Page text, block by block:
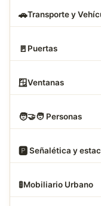
🚗Transporte y
🚪 Puertas
🪟Ventanas
🧑‍🤝‍🧑 Personas
🅿 Señalética y
🚦Mobiliario Urbano